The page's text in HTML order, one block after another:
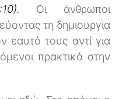
Οι άνθρωποι
τη δημιουργία
εαυτό τους αντί για
πρακτικά στην